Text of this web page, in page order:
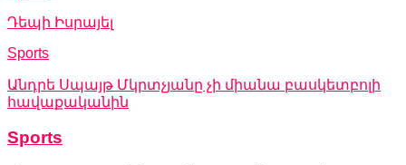
Դեպի Իսրայել
Sports
Անդրե Սպայթ Մկրտչյանը չի միանա բասկետբոլի
հավաքականին
Sports